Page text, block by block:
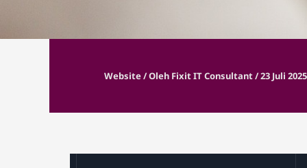
Website/ Oleh Fixit IT Consultant/23 Juli